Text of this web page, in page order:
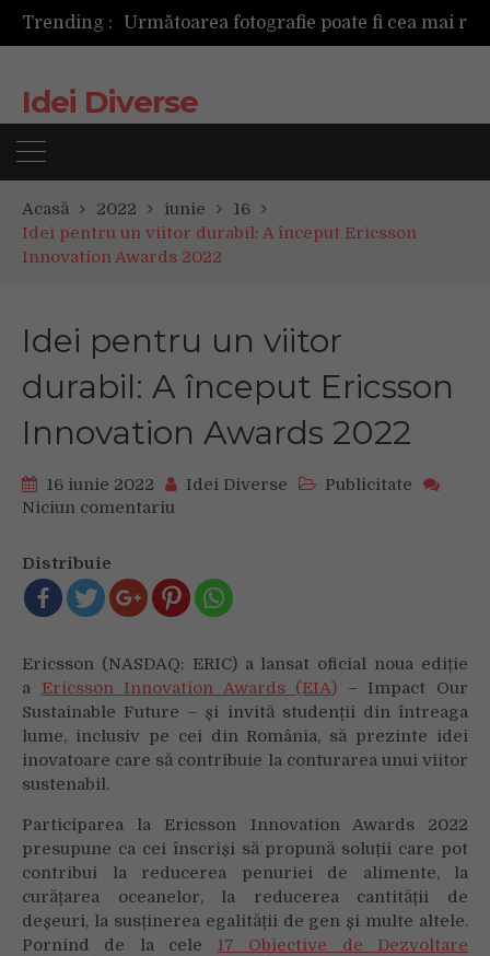
Trending :
Idei Diverse
Acasă 2022 iunie
16
Idei pentru un viitor durabil: A început Ericsson
Innovation Awards 2022
Idei pentru un viitor
durabil: A început Ericsson
Innovation Awards 2022
16 iunie 2022 Idei Diverse
Publicitate
Niciun comentariu
un
viitor
durabil:
început
Ericsson
Innovation
Awards
2022
Distribuie
Ericsson (NASDAQ: ERIC) a lansat oficial noua ediție
a Ericsson Innovation Awards (EIA) – Impact Our
Sustainable Future – și invită studenții din întreaga
lume, inclusiv pe cei din România, să prezinte idei
inovatoare care să contribuie la conturarea unui viitor
sustenabil.
Participarea la Ericsson Innovation Awards 2022
presupune ca cei înscriși să propună soluții care pot
contribui la reducerea penuriei de alimente, la
curățarea oceanelor, la reducerea cantității de
deșeuri, la susținerea egalității de gen și multe altele.
Pornind de la cele 17 Obiective de Dezvoltare